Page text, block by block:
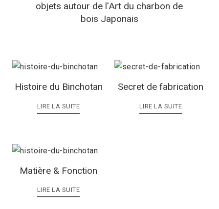
objets autour de l'Art du charbon de
bois Japonais
Histoire du Binchotan
LIRE LA SUITE
Secret de fabrication
LIRE LA SUITE
Matière & Fonction
LIRE LA SUITE